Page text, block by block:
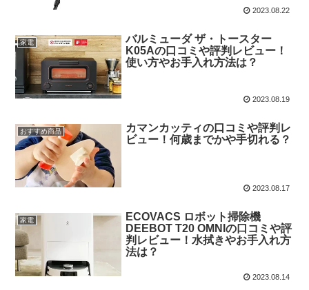
2023.08.22
家電
バルミューダ ザ・トースター
K05Aの口コミや評判レビュー！
使い方やお手入れ方法は？
2023.08.19
おすすめ商品
カマンカッティの口コミや評判レ
ビュー！何歳までかや手切れる？
2023.08.17
家電
ECOVACS ロボット掃除機
DEEBOT T20 OMNIの口コミや評
判レビュー！水拭きやお手入れ方
法は？
2023.08.14